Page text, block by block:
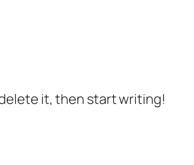
it, then start writing!